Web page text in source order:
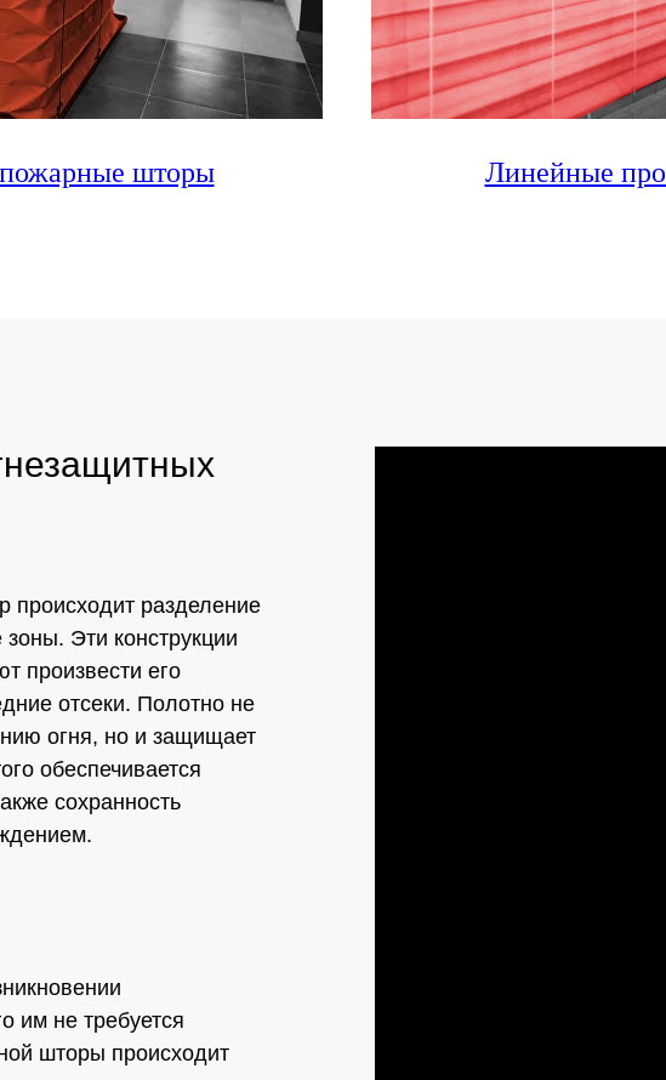
шторы Линейные
им не требуется
шторы происходит
разделение
Эти конструкции
произвести его
отсеки. Полотно не
огня, но и защищает
обеспечивается
сохранность